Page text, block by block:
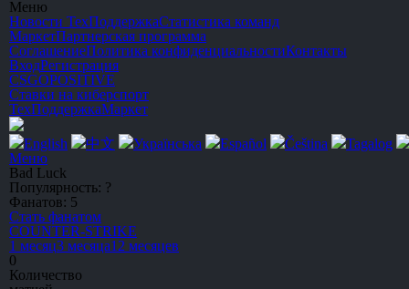
Меню
Новости ТехПоддержкаСтатистика команд
МаркетПартнерская программа
СоглашениеПолитика конфиденциальностиКонтакты
ВходРегистрация
CSGOPOSITIVE
Ставки на киберспорт
ТехПоддержкаМаркет
English 中文 Українська Español Čeština
Tagalog
Меню
Bad Luck
Популярность: ?
Фанатов: 5
Стать фанатом
COUNTER-STRIKE
1 месяц3 месяца12 месяцев
0
Количество